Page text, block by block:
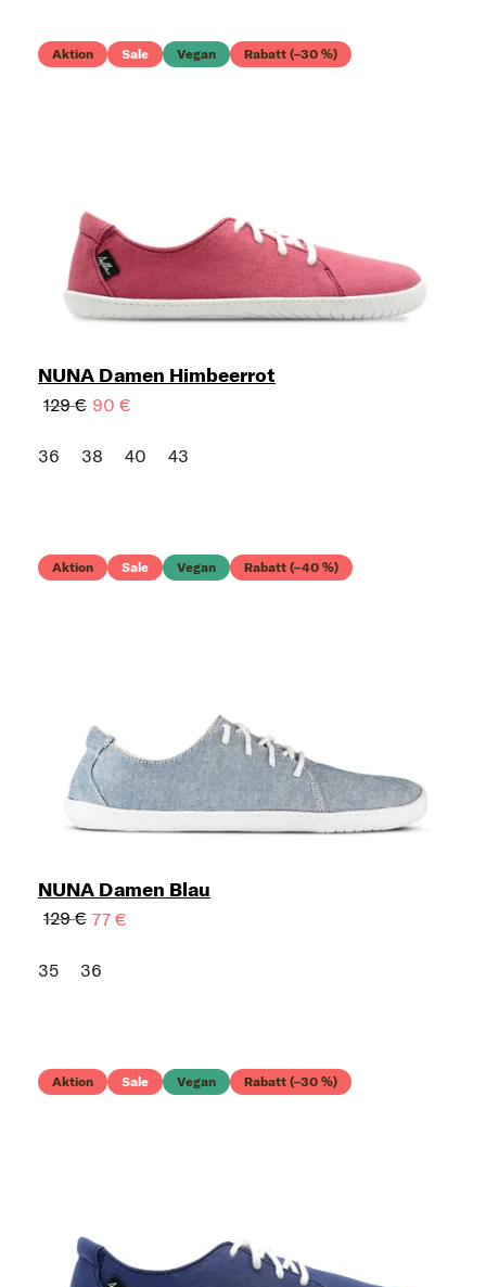
Aktion Sale Vegan Rabatt (–30 %)
NUNA Damen Himbeerrot
129 € 90 €
36 38 40 43
Aktion Sale Vegan Rabatt (–40 %)
NUNA Damen Blau
129 € 77 €
35 36
Aktion Sale Vegan Rabatt (–30 %)